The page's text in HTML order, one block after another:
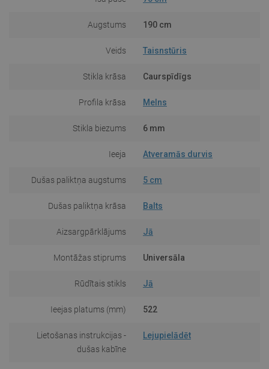
Augstums 190 cm
Veids Taisnstūris
Stikla krāsa Caurspīdīgs
Profila krāsa Melns
Stikla biezums 6 mm
Ieeja Atveramās durvis
Dušas paliktņa augstums 5 cm
Dušas paliktņa krāsa Balts
Aizsargpārklājums Jā
Montāžas stiprums Universāla
Rūdītais stikls Jā
Ieejas platums (mm) 522
Lietošanas instrukcijas -
dušas kabīne
Lejupielādēt